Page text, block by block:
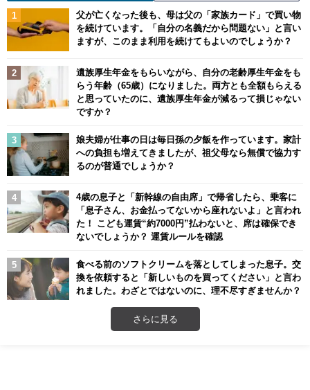
父が亡くなった後も、母は父の「家族カード」で買い物
を続けています。「自分の名義だから問題ない」と言い
ますが、このまま利用を続けてもよいのでしょうか？
遺族厚生年金をもらいながら、自分の老齢厚生年金をも
らう年齢（65歳）になりました。両方とも全額もらえる
と思っていたのに、遺族厚生年金が減るって損じゃない
ですか？
娘夫婦が仕事の日は毎日孫の夕飯を作っています。家計
への負担も増えてきましたが、祖父母なら無償で協力す
るのが普通でしょうか？
4歳の息子と「新幹線の自由席」で帰省したら、乗客に
「息子さん、お金払ってないから座れないよ」と言われ
た！ こども運賃“約7000円”払わないと、席は確保でき
ないでしょうか？ 運賃ルールを確認
食べる前のソフトクリームを落としてしまった息子。交
換を依頼すると「新しいものを買ってください」と言わ
れました。わざとではないのに、理不尽すぎませんか？
さらに見る